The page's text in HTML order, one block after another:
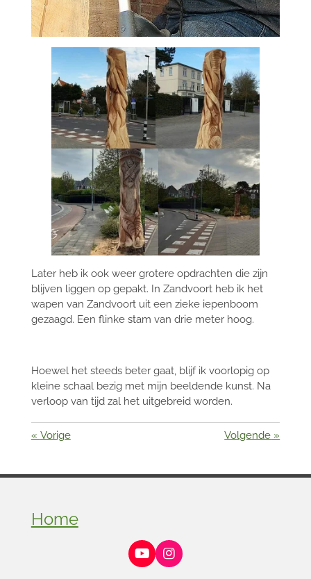
Later heb ik ook weer grotere opdrachten die zijn
blijven liggen op gepakt. In Zandvoort heb ik het
wapen van Zandvoort uit een zieke iepenboom
gezaagd. Een flinke stam van drie meter hoog.
Hoewel het steeds beter gaat, blijf ik voorlopig op
kleine schaal bezig met mijn beeldende kunst. Na
verloop van tijd zal het uitgebreid worden.
« Vorige Volgende »
Home
Y
o
I
n